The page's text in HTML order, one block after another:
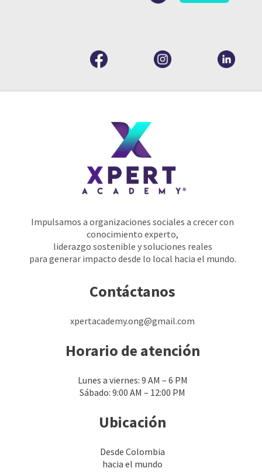
Impulsamos a organizaciones sociales a crecer con
conocimiento experto,
liderazgo sostenible y soluciones reales
para generar impacto desde lo local hacia el mundo.
Contáctanos
xpertacademy.ong@gmail.com
Horario de atención
Lunes a viernes: 9 AM – 6 PM
Sábado: 9:00 AM – 12:00 PM
Ubicación
Desde Colombia
hacia el mundo